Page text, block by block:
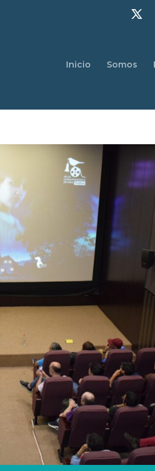
Inicio Somos